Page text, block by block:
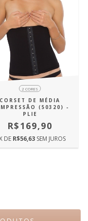
2 CORES
CORSET DE MÉDIA
(50320) -
PLIE
R$169,90
DE R$56,63 SEM JUROS